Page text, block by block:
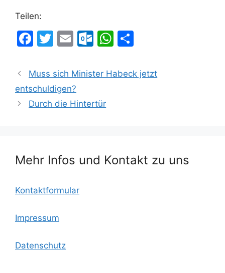
Teilen:
F
c
e
b
k
T
itt
er
E
ai
l
O
lo
k.
m
W
at le
Muss sich Minister Habeck jetzt
entschuldigen?
Durch die Hintertür
Mehr Infos und Kontakt zu uns
Kontaktformular
Impressum
Datenschutz